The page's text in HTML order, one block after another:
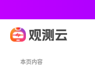
本页内容